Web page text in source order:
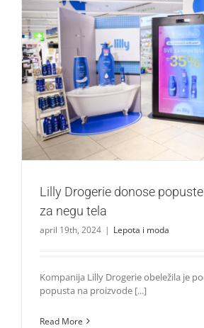
Lilly Drogerie donose popuste na
Lepota i moda
Lilly Drogerie donose
za negu tela
april 19th, 2024 | Lepota i moda
Kompanija Lilly Drogerie obeležila je
popusta na proizvode [...]
Read More